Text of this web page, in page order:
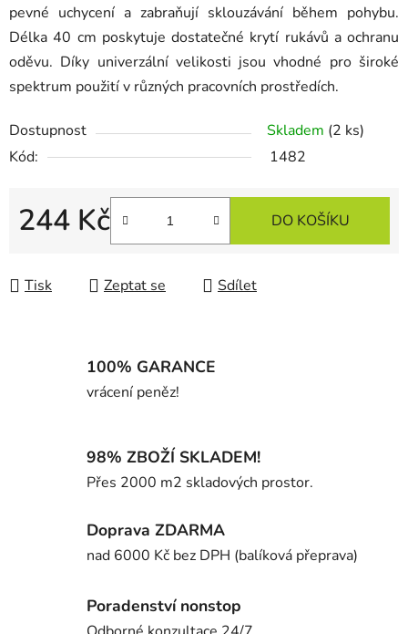
pevné uchycení a zabraňují sklouzávání během pohybu.
Délka 40 cm poskytuje dostatečné krytí rukávů a ochranu
oděvu. Díky univerzální velikosti jsou vhodné pro široké
spektrum použití v různých pracovních prostředích.
Dostupnost Skladem (2 ks)
Kód:
1482
244 Kč DO KOŠÍKU
Tisk Zeptat se Sdílet
100% GARANCE
vrácení peněz!
98% ZBOŽÍ SKLADEM!
Přes 2000 m2 skladových prostor.
Doprava ZDARMA
nad 6000 Kč bez DPH (balíková přeprava)
Poradenství nonstop